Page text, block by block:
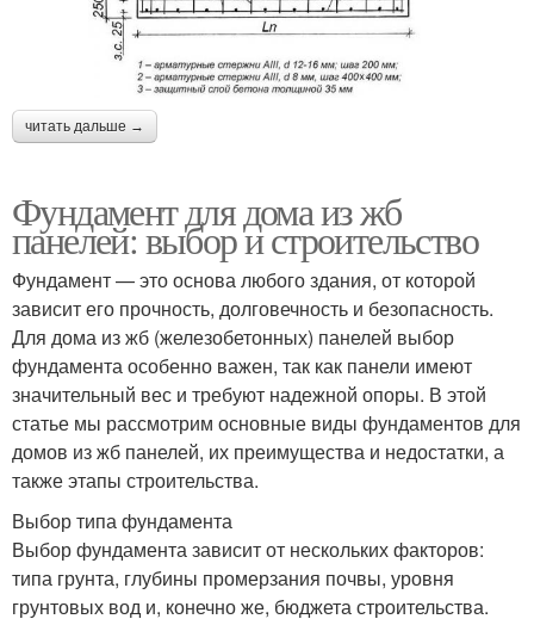
читать дальше →
Фундамент для дома из жб
панелей: выбор и строительство
Фундамент — это основа любого здания, от которой
зависит его прочность, долговечность и безопасность.
Для дома из жб (железобетонных) панелей выбор
фундамента особенно важен, так как панели имеют
значительный вес и требуют надежной опоры. В этой
статье мы рассмотрим основные виды фундаментов для
домов из жб панелей, их преимущества и недостатки, а
также этапы строительства.
Выбор типа фундамента
Выбор фундамента зависит от нескольких факторов:
типа грунта, глубины промерзания почвы, уровня
грунтовых вод и, конечно же, бюджета строительства.